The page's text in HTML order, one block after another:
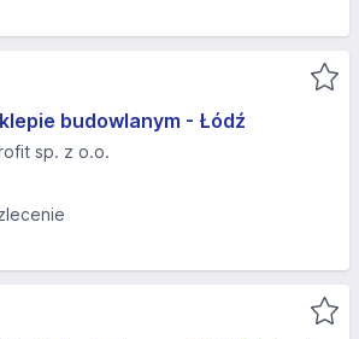
budowlanym - Łódź
sp. z o.o.